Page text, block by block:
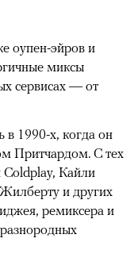
оупен-эйров и
миксы
сервисах — от
1990-х, когда он
Притчардом. С тех
Кайли
и других
ремиксера и